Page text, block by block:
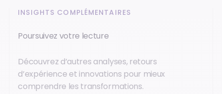
INSIGHTS COMPLÉMENTAIRES
Poursuivez votre lecture
Découvrez d’autres analyses, retours
d’expérience et innovations pour mieux
comprendre les transformations.